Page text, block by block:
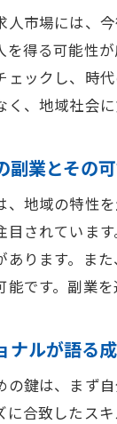
人市場には、
を得る可能性
ェックし、時
く、地域社会
副業とその
、地域の特性
目されていま
あります。ま
能です。副業
ナルが語る
の鍵は、まず
に合致したス